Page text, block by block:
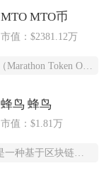
MTO MTO币
市值：$2381.12万
MTO币（Marathon Token Oil）是一种基于区块链技术的全新数字货币，为石油
蜂鸟 蜂鸟
市值：$1.81万
蜂鸟币是一种基于区块链技术的数字货币，由蜂鸟互联网科技有限公司发行，采用ERC20标准，总